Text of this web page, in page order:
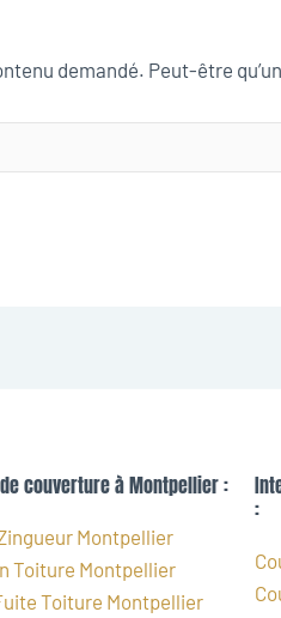
demandé. Peut-être
couverture à Montpellier :
Montpellier
Toiture Montpellier
Toiture Montpellier
: